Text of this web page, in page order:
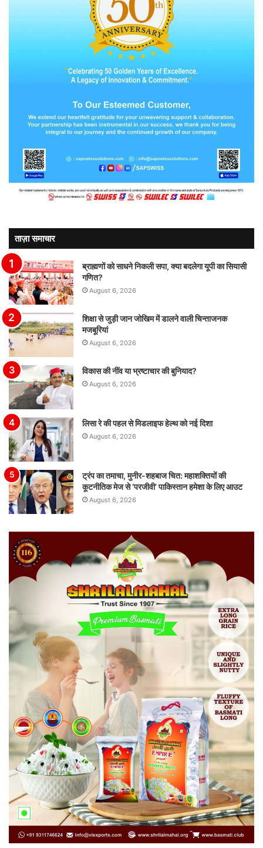
ताज़ा समाचार
ब्राह्मणों को साधने निकली सपा, क्या बदलेगा यूपी का सियासी
गणित?
August 6, 2026
शिक्षा से जुड़ी जान जोखिम में डालने वाली चिन्ताजनक
मजबूरियां
August 6, 2026
विकास की नींव या भ्रष्टाचार की बुनियाद?
August 6, 2026
लिसा रे की पहल से मिडलाइफ हेल्थ को नई दिशा
August 6, 2026
ट्रंप का तमाचा, मुनीर-शहबाज चित: महाशक्तियों की
कूटनीतिक मेज से ‘परजीवी’ पाकिस्तान हमेशा के लिए आउट
August 6, 2026